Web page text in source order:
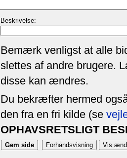
Beskrivelse:
Bemærk venligst at alle
slettes af andre brugere.
disse kan ændres.
Du bekræfter hermed
den fra en fri kilde (se
OPHAVSRETSLIGT